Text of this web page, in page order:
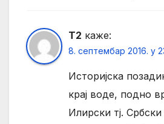
T2 каже:
8. септембар 2016. у
Историјска
крај воде, подно
Илирски тј. Србски